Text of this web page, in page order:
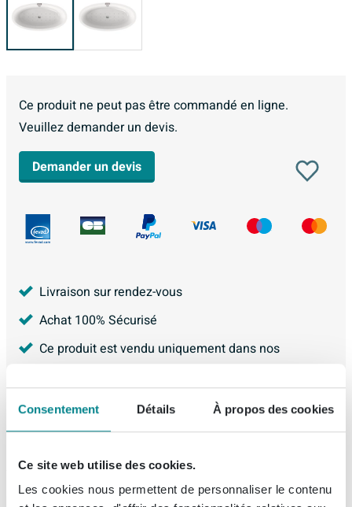
Consentement Détails À propos des cookies
Ce site web utilise des cookies.
Les cookies nous permettent de personnaliser le contenu
Ce produit ne peut pas être commandé en ligne.
Veuillez demander un devis.
Demander un devis
Livraison sur rendez-vous
Achat 100% Sécurisé
Ce produit est vendu uniquement dans nos
4.228avis, avec une évaluation de8.9